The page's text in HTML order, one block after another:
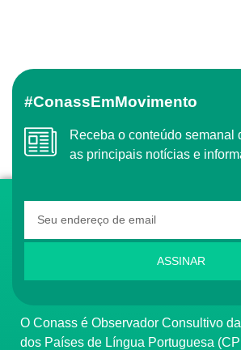
#ConassEmMovimento
Receba o conteúdo semanal do Conass com
as principais notícias e
ASSINAR
O Conass é Observador Consultivo da Comunidade
dos Países de Língua Portuguesa